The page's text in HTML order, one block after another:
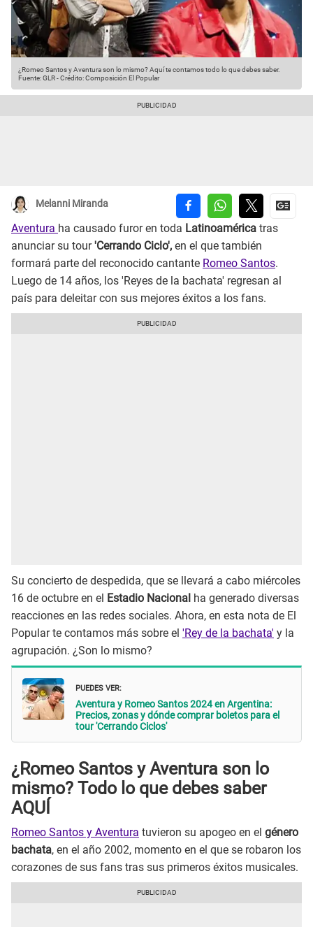
¿Romeo Santos y Aventura son lo mismo? Aquí te contamos todo lo que debes saber.
Fuente: GLR-Crédito: Composición El Popular
Melanni Miranda
Aventura ha causado furor en toda Latinoamérica tras
anunciar su tour'Cerrando Ciclo', en el que también
formará parte del reconocido cantante Romeo Santos.
Luego de 14 años, los 'Reyes de la bachata' regresan al
país para deleitar con sus mejores éxitos a los fans.
Su concierto de despedida, que se llevará a cabo miércoles
16 de octubre en el Estadio Nacional ha generado diversas
reacciones en las redes sociales. Ahora, en esta nota de El
Popular te contamos más sobre el 'Rey de la bachata' y la
agrupación. ¿Son lo mismo?
PUEDES VER:
Aventura y Romeo Santos 2024 en Argentina:
Precios, zonas y dónde comprar boletos para el
tour 'Cerrando Ciclos'
¿Romeo Santos y Aventura son lo
mismo? Todo lo que debes saber
AQUÍ
Romeo Santos y Aventura tuvieron su apogeo en el género
bachata, en el año 2002, momento en el que se robaron los
corazones de sus fans tras sus primeros éxitos musicales.